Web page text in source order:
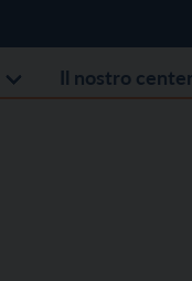
Il nostro